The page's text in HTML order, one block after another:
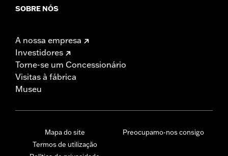
SOBRE NÓS
A nossa empresa
Investidores
Torne-se um Concessionário
Visitas à fábrica
Museu
Mapa do site
Termos de utilização
Preocupamo-nos consigo